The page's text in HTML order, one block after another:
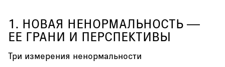
1. НОВАЯ НЕНОРМАЛЬНОСТЬ —
ЕЕ ГРАНИ И ПЕРСПЕКТИВЫ
Три измерения ненормальности